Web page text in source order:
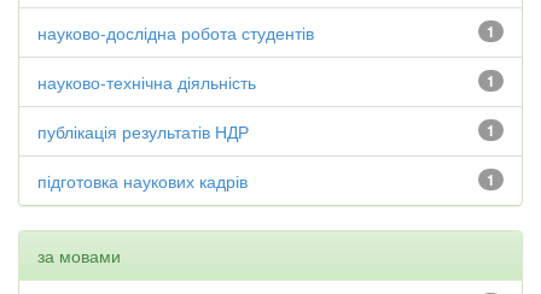
1
науково-дослідна робота студентів
1
науково-технічна діяльність
1
публікація результатів НДР
1
підготовка наукових кадрів
за мовами